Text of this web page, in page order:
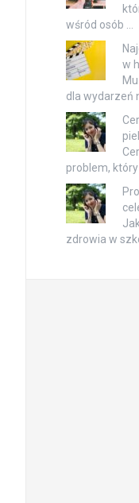
wśród osób …
w
dla wydarzeń
problem, który
zdrowia w